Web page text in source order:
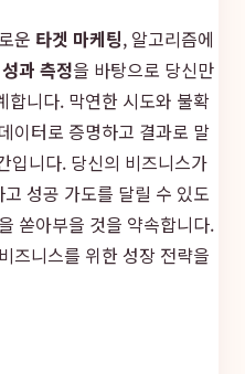
운 타겟 마케팅, 알고리즘에
성과 측정을 바탕으로 당신만
합니다. 막연한 시도와 불확
이터로 증명하고 결과로 말
입니다. 당신의 비즈니스가
성공 가도를 달릴 수 있도
쏟아부을 것을 약속합니다.
즈니스를 위한 성장 전략을